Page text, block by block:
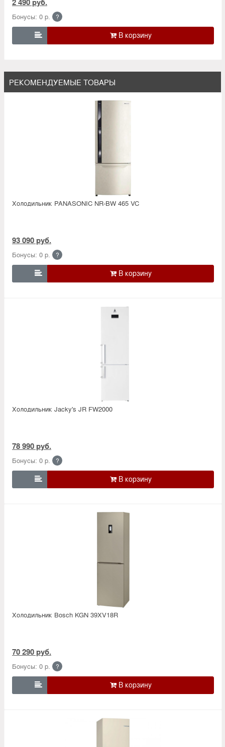
Бонусы: 0 р. ?

РЕКОМЕНДУЕМЫЕ ТОВАРЫ
Холодильник PANASONIC NR-BW 465 VC
93 090 руб.
Бонусы: 0 р. ?

Холодильник Jacky's JR FW2000
78 990 руб.
Бонусы: 0 р. ?

Холодильник Bosсh KGN 39XV18R
70 290 руб.
Бонусы: 0 р. ?
